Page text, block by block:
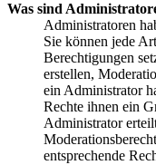
Was sind
Administratoren
Sie können jede
Berechtigungen
erstellen,
ein Administrator
Rechte ihnen ein
Administrator
entsprechende